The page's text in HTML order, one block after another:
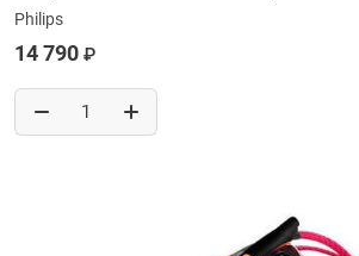
Philips
14 790 ₽